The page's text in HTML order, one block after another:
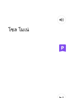
โซล โมเน่